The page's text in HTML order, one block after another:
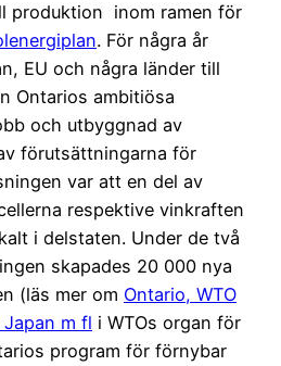
produktion inom ramen för
. För några år
EU och några länder till
Ontarios ambitiösa
och utbyggnad av
förutsättningarna för
var att en del av
respektive vinkraften
i delstaten. Under de två
skapades 20 000 nya
(läs mer om Ontario, WTO
m fl i WTOs organ för
program för förnybar